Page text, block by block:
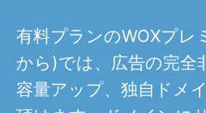
有料プランのWOXプレ
から)では、広告の完全
容量アップ、独自ドメ